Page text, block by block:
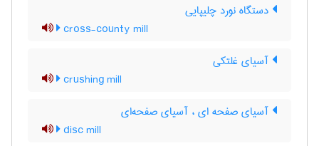
دستگاه نورد چلیپایی
cross-county mill
آسیای غلتکی
crushing mill
آسیای صفحه ای ، آسیای صفحه‌ای
disc mill